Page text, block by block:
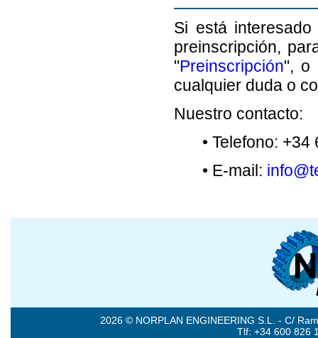
Si está
preinscripción,
"Preinscripción", o
cualquier duda o
Nuestro contacto:
• Telefono:
• E-mail:
2026 © NORPLAN ENGINEERING S.L. - C/
Tlf: +34 600 826